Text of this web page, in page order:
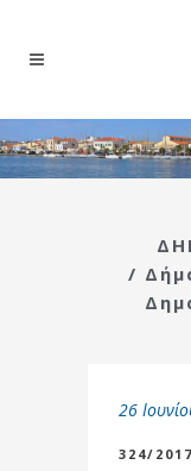
/
26
324/2017